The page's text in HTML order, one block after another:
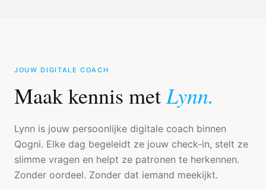
JOUW DIGITALE COACH
Maak kennis metLynn.
Lynn is jouw persoonlijke digitale coach binnen
Qogni. Elke dag begeleidt ze jouw check-in, stelt ze
slimme vragen en helpt ze patronen te herkennen.
Zonder oordeel. Zonder dat iemand meekijkt.